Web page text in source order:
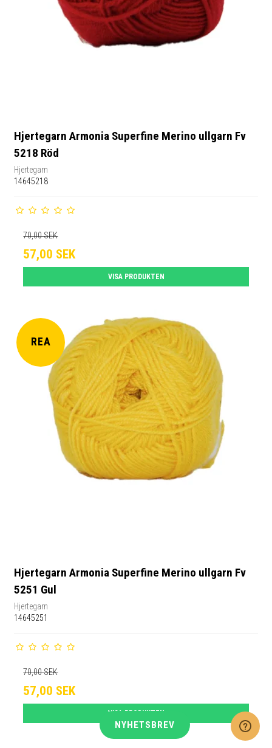
Hjertegarn Armonia Superfine Merino ullgarn Fv
5218 Röd
Hjertegarn
14645218
70,00 SEK
57,00 SEK
VISA PRODUKTEN
REA
Hjertegarn Armonia Superfine Merino ullgarn Fv
5251 Gul
Hjertegarn
14645251
70,00 SEK
57,00 SEK
VISA PRODUKTEN
NYHETSBREV